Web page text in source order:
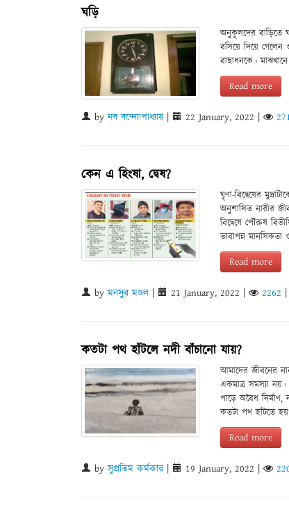
ঘড়ি
অনুকূলদের বাড়িতে
বসিয়ে দিয়ে গেলেন
বাছাধনকে।
Read more
byনব বন্দ্যোপাধ্যায় 22 January, 2022
কেন এ হিংষা, দ্বেষ?
ঘৃণা-বিদ্বেষের
অনুশাসিত নারীর
বিদ্বেষে পৌরুষ
ভাবাপন্ন
Read more
byমনসুর মণ্ডল| 21 January, 2022 2262
কতটা পথ হাঁটলে নদী বাঁচানো যায়?
আমাদের জীবনের
একমাত্র সমস্যা
পাড়ে অবৈধ
কতটা পথ হাঁটতে
Read more
byসুপ্রতিম কর্মকার| 19 January, 2022